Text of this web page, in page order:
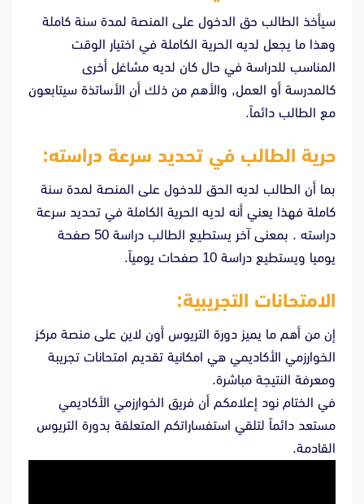
سيأخذ الطالب حق الدخول على المنصة لمدة سنة كاملة
وهذا ما يجعل لديه الحرية الكاملة في اختيار الوقت
المناسب للدراسة في حال كان لديه مشاغل أخرى
كالمدرسة أو العمل, والأهم من ذلك أن الأساتذة سيتابعون
مع الطالب دائماً.
حرية الطالب في تحديد سرعة دراسته:
بما أن الطالب لديه الحق للدخول على المنصة لمدة سنة
كاملة فهذا يعني أنه لديه الحرية الكاملة في تحديد سرعة
دراسته . بمعنى آخر يستطيع الطالب دراسة 50 صفحة
يوميا ويستطيع دراسة 10 صفحات يومياً.
الامتحانات التجريبية:
إن من أهم ما يميز دورة التريوس أون لاين على منصة مركز
الخوارزمي الأكاديمي هي امكانية تقديم امتحانات تجريبة
ومعرفة النتيجة مباشرة.
في الختام نود إعلامكم أن فريق الخوارزمي الأكاديمي
مستعد دائماً لتلقي استفساراتكم المتعلقة بدورة التريوس
القادمة.